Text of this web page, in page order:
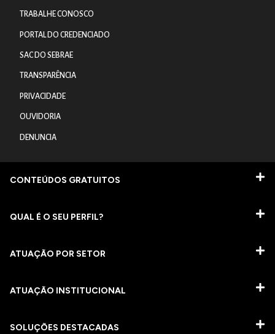
TRABALHE CONOSCO
PORTAL DO CREDENCIADO
SAC DO SEBRAE
TRANSPARÊNCIA
PRIVACIDADE
OUVIDORIA
DENUNCIA
CONTEÚDOS GRATUITOS
QUAL É O SEU PERFIL?
ATUAÇÃO POR SETOR
ATUAÇÃO INSTITUCIONAL
SOLUÇÕES DESTACADAS